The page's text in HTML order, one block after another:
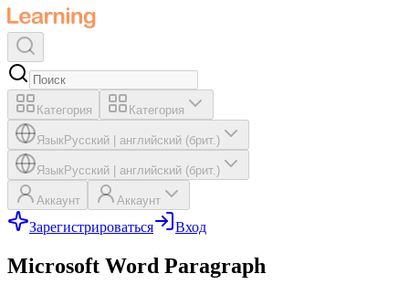
Категория Категория
ЯзыкРусский английский (брит.)
ЯзыкРусский английский (брит.)
Аккаунт Аккаунт
Зарегистрироваться Вход
Microsoft Word Paragraph